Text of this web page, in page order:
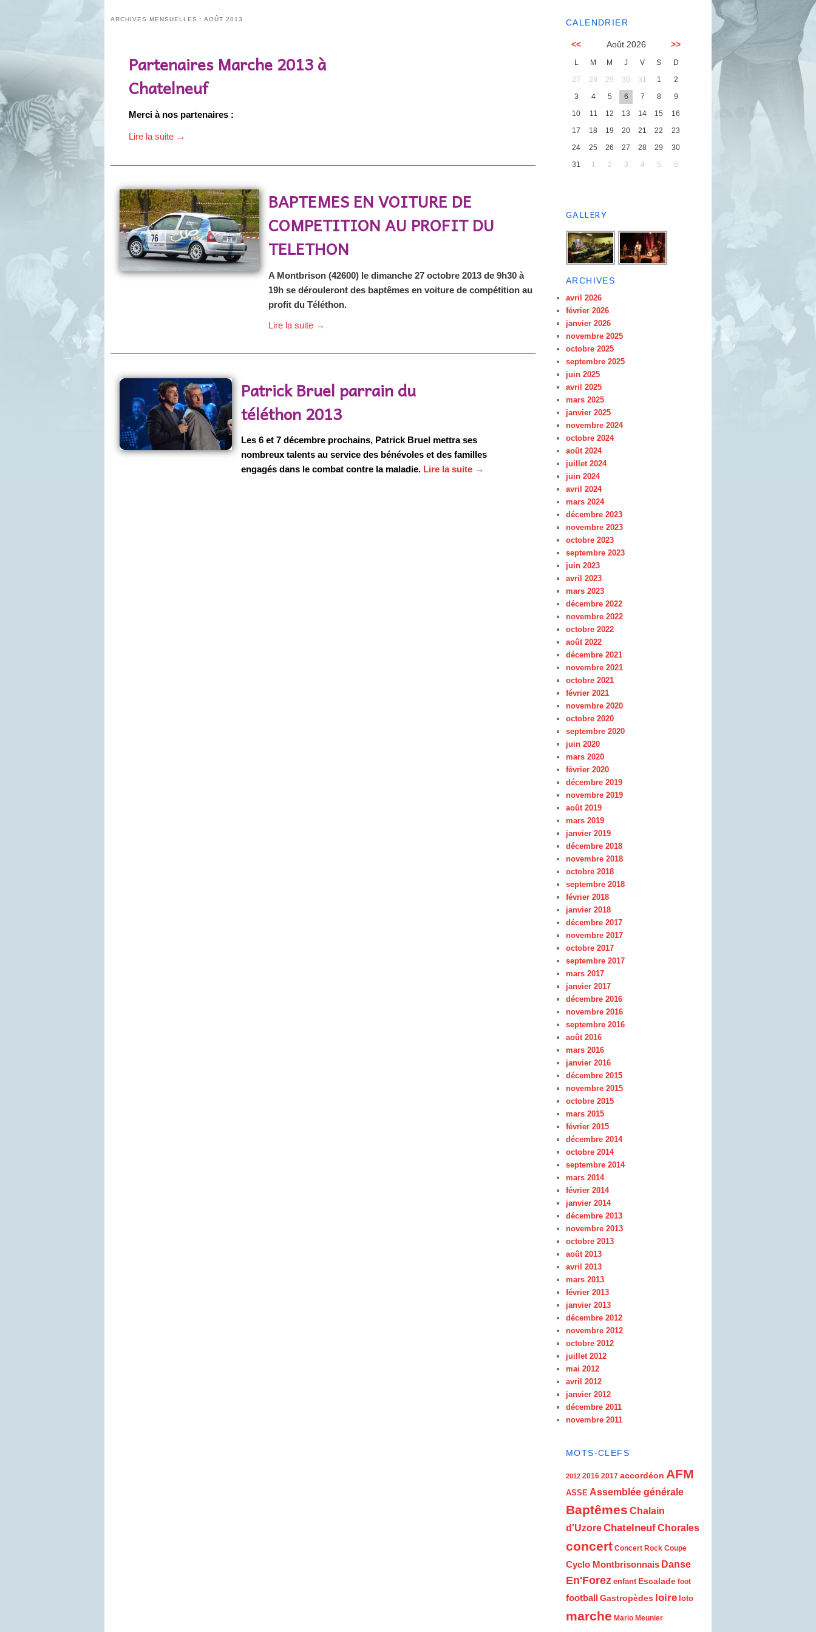
ARCHIVES MENSUELLES : AOÛT 2013
Partenaires Marche 2013 à
Chatelneuf
Merci à nos partenaires :
Lire la suite →
BAPTEMES EN VOITURE DE
COMPETITION AU PROFIT DU
TELETHON
A Montbrison (42600) le dimanche 27 octobre 2013 de 9h30 à
19h se dérouleront des baptêmes en voiture de compétition au
profit du Téléthon.
Lire la suite →
Patrick Bruel parrain du
téléthon 2013
Les 6 et 7 décembre prochains, Patrick Bruel mettra ses
nombreux talents au service des bénévoles et des familles
engagés dans le combat contre la maladie. Lire la suite →
CALENDRIER
<< Août 2026 >>
L M M J V S
D
27
28 29 30 31 1
2
3
4 5 6 7 8
9
10
11 12 13 14 15
16
17
18 19 20 21 22
23
24
25 26 27 28 29
30
31
1 2 3 4 5 6
GALLERY
ARCHIVES
avril 2026
février 2026
janvier 2026
novembre 2025
octobre 2025
septembre 2025
juin 2025
avril 2025
mars 2025
janvier 2025
novembre 2024
octobre 2024
août 2024
juillet 2024
juin 2024
avril 2024
mars 2024
décembre 2023
novembre 2023
octobre 2023
septembre 2023
juin 2023
avril 2023
mars 2023
décembre 2022
novembre 2022
octobre 2022
août 2022
décembre 2021
novembre 2021
octobre 2021
février 2021
novembre 2020
octobre 2020
septembre 2020
juin 2020
mars 2020
février 2020
décembre 2019
novembre 2019
août 2019
mars 2019
janvier 2019
décembre 2018
novembre 2018
octobre 2018
septembre 2018
février 2018
janvier 2018
décembre 2017
novembre 2017
octobre 2017
septembre 2017
mars 2017
janvier 2017
décembre 2016
novembre 2016
septembre 2016
août 2016
mars 2016
janvier 2016
décembre 2015
novembre 2015
octobre 2015
mars 2015
février 2015
décembre 2014
octobre 2014
septembre 2014
mars 2014
février 2014
janvier 2014
décembre 2013
novembre 2013
octobre 2013
août 2013
avril 2013
mars 2013
février 2013
janvier 2013
décembre 2012
novembre 2012
octobre 2012
juillet 2012
mai 2012
avril 2012
janvier 2012
décembre 2011
novembre 2011
MOTS-CLEFS
2012 2016 2017 accordéon AFM
ASSE Assemblée générale
Baptêmes Chalain
d'UzoreChatelneufChorales
concert Concert Rock Coupe
Cyclo Montbrisonnais Danse
En'Forez enfant Escalade foot
football Gastropèdes loire loto
marche Mario Meunier